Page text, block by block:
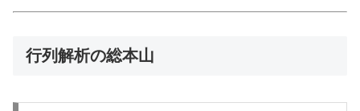
行列解析の総本山